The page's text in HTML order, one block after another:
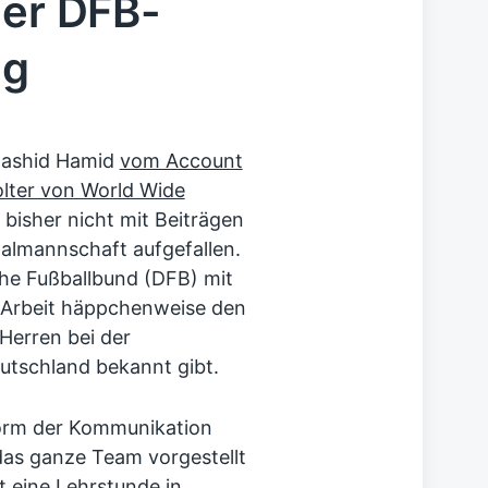
DFB-
Hamid vom Account
von World Wide
nicht mit Beiträgen
aufgefallen.
Fußballbund (DFB) mit
häppchenweise den
bei der
bekannt gibt.
der Kommunikation
ganze Team vorgestellt